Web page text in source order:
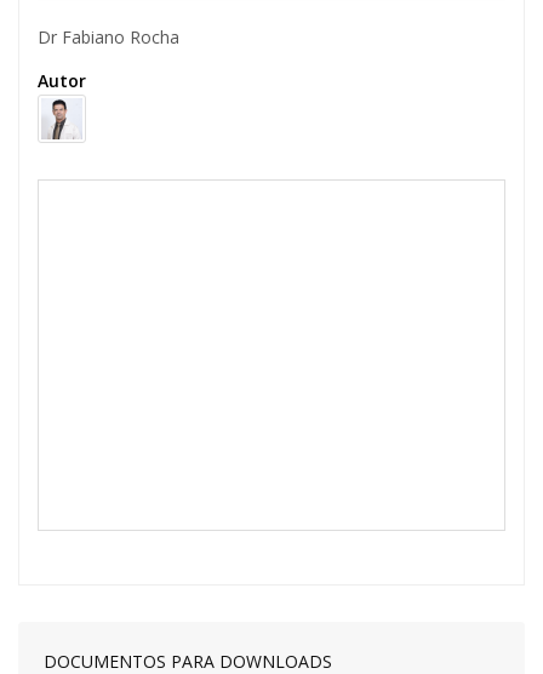
Dr Fabiano Rocha
Autor
DOCUMENTOS PARA DOWNLOADS